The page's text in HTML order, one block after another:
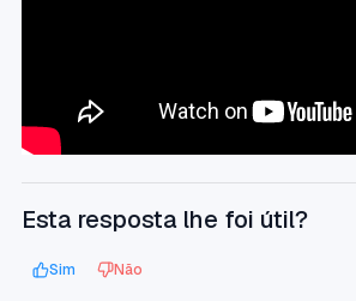
Esta resposta lhe foi útil?
Sim Não